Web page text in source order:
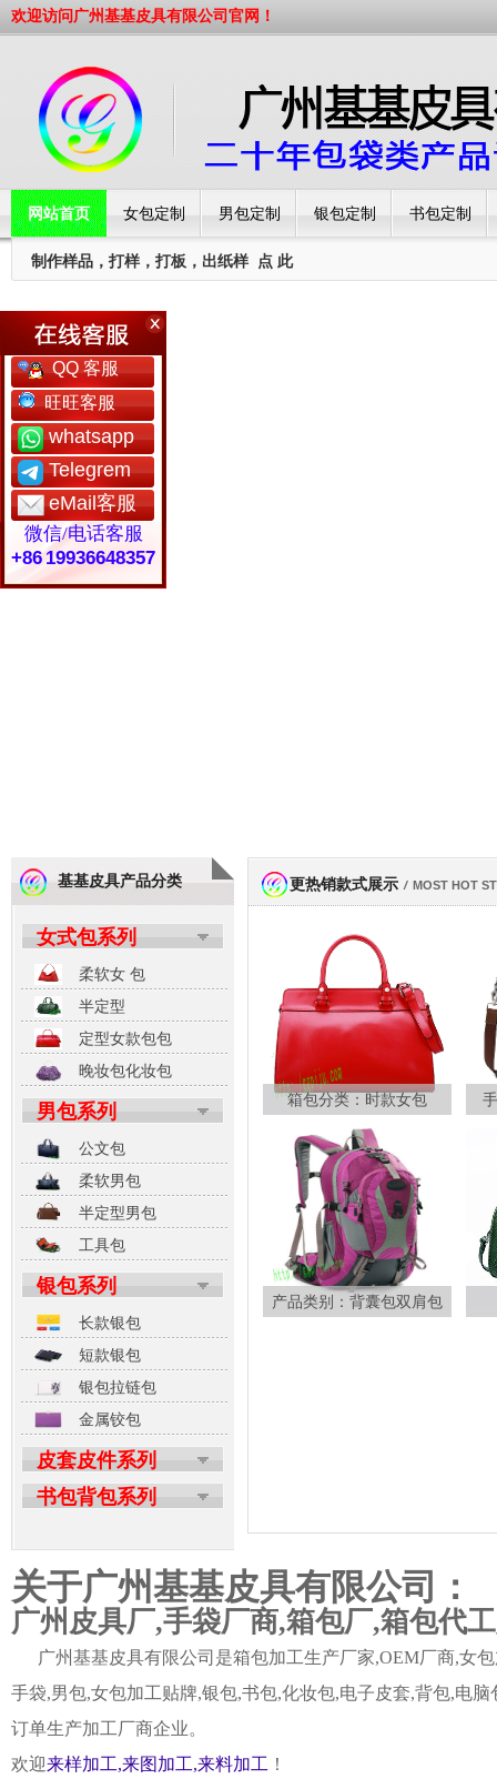
欢迎访问广州基基皮具有限公司官网！
网站首页 女包定制 男包定制 银包定制 书包定制
工厂简介
制作样品，打样，打板，出纸样 点 此
基基皮具产品分类
女式包系列
柔软女 包
半定型
定型女款包包
晚妆包化妆包
男包系列
公文包
柔软男包
半定型男包
工具包
银包系列
长款银包
短款银包
银包拉链包
金属铰包
皮套皮件系列
书包背包系列
更热销款式展示 / MOST HOT
箱包分类：时款女包
产品类别：背囊包双肩包
关于广州基基皮具有限公司：
广州皮具厂,手袋厂商,箱包厂,箱包代
广州基基皮具有限公司是箱包加工生产厂家,OEM厂商,女
手袋,男包,女包加工贴牌,银包,书包,化妆包,电子皮套,背包,电
订单生产加工厂商企业。
欢迎来样加工,来图加工,来料加工 ！
QQ 客服
旺旺客服
whatsapp
Telegrem
eMail客服
微信/电话客服
+86 19936648357